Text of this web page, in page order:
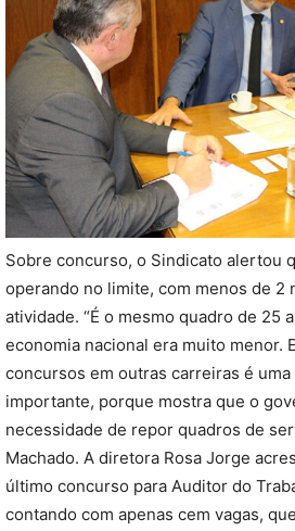
Sobre concurso, o Sindicato alertou
operando no limite, com menos de 2
atividade. “É o mesmo quadro de 25
economia nacional era muito menor.
concursos em outras carreiras é uma
importante, porque mostra que o
necessidade de repor quadros de
Machado. A diretora Rosa Jorge
último concurso para Auditor do
contando com apenas cem vagas,